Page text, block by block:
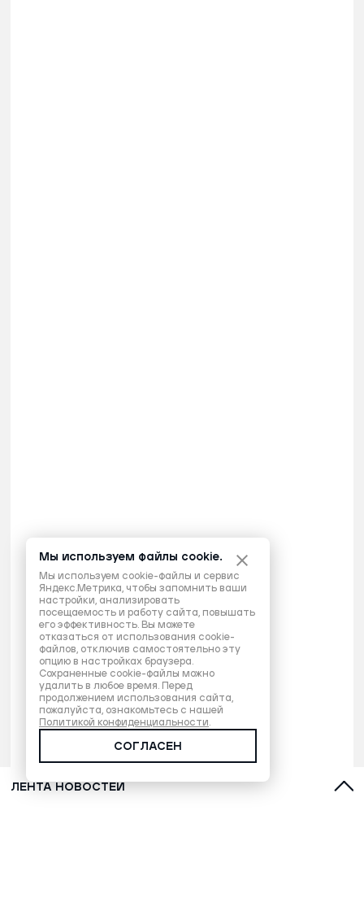
ЛЕНТА НОВОСТЕЙ
Мы используем файлы cookie.
Мы используем cookie-файлы и сервис
Яндекс.Метрика, чтобы запомнить ваши
настройки, анализировать
посещаемость и работу сайта, повышать
его эффективность. Вы можете
отказаться от использования cookie-
файлов, отключив самостоятельно эту
опцию в настройках браузера.
Сохраненные cookie-файлы можно
удалить в любое время. Перед
продолжением использования сайта,
пожалуйста, ознакомьтесь с нашей
Политикой конфиденциальности.
СОГЛАСЕН